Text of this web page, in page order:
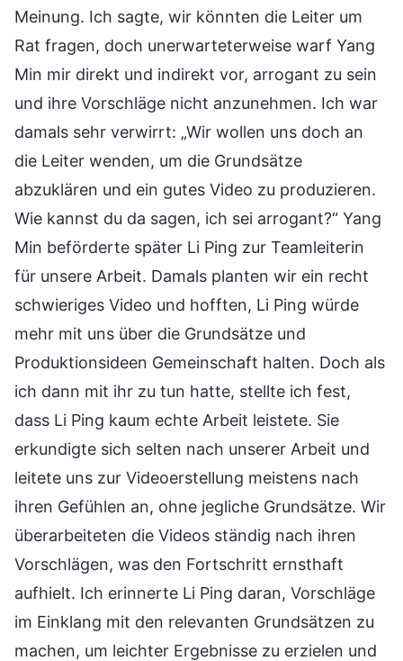
Meinung. Ich sagte, wir könnten die Leiter um
Rat fragen, doch unerwarteterweise warf Yang
Min mir direkt und indirekt vor, arrogant zu sein
und ihre Vorschläge nicht anzunehmen. Ich war
damals sehr verwirrt: „Wir wollen uns doch an
die Leiter wenden, um die Grundsätze
abzuklären und ein gutes Video zu produzieren.
Wie kannst du da sagen, ich sei arrogant?“ Yang
Min beförderte später Li Ping zur Teamleiterin
für unsere Arbeit. Damals planten wir ein recht
schwieriges Video und hofften, Li Ping würde
mehr mit uns über die Grundsätze und
Produktionsideen Gemeinschaft halten. Doch als
ich dann mit ihr zu tun hatte, stellte ich fest,
dass Li Ping kaum echte Arbeit leistete. Sie
erkundigte sich selten nach unserer Arbeit und
leitete uns zur Videoerstellung meistens nach
ihren Gefühlen an, ohne jegliche Grundsätze. Wir
überarbeiteten die Videos ständig nach ihren
Vorschlägen, was den Fortschritt ernsthaft
aufhielt. Ich erinnerte Li Ping daran, Vorschläge
im Einklang mit den relevanten Grundsätzen zu
machen, um leichter Ergebnisse zu erzielen und